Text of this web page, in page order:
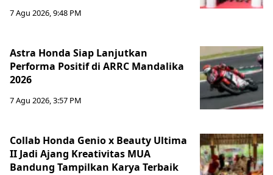
7 Agu 2026, 9:48 PM
Astra Honda Siap Lanjutkan
Performa Positif di ARRC Mandalika
2026
7 Agu 2026, 3:57 PM
Collab Honda Genio x Beauty Ultima
II Jadi Ajang Kreativitas MUA
Bandung Tampilkan Karya Terbaik